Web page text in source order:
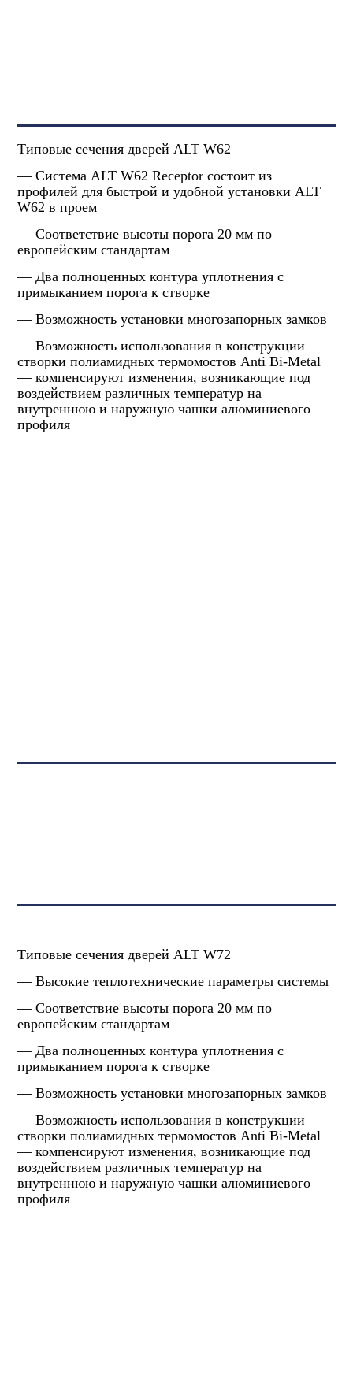
Типовые сечения дверей ALT W62
— Система ALT W62 Receptor состоит из
профилей для быстрой и удобной установки ALT
W62 в проем
— Соответствие высоты порога 20 мм по
европейским стандартам
— Два полноценных контура уплотнения с
примыканием порога к створке
— Возможность установки многозапорных замков
— Возможность использования в конструкции
створки полиамидных термомостов Anti Bi-Metal
— компенсируют изменения, возникающие под
воздействием различных температур на
внутреннюю и наружную чашки алюминиевого
профиля
Типовые сечения дверей ALT W72
— Высокие теплотехнические параметры системы
— Соответствие высоты порога 20 мм по
европейским стандартам
— Два полноценных контура уплотнения с
примыканием порога к створке
— Возможность установки многозапорных замков
— Возможность использования в конструкции
створки полиамидных термомостов Anti Bi-Metal
— компенсируют изменения, возникающие под
воздействием различных температур на
внутреннюю и наружную чашки алюминиевого
профиля